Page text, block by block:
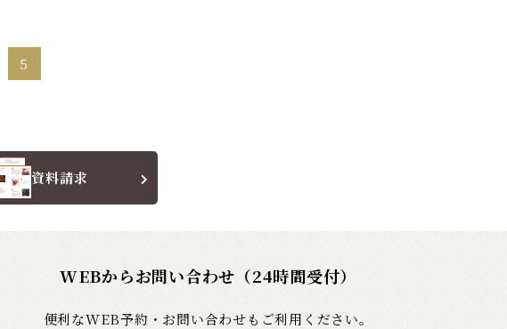
5
資料請求
WEBからお問い合わせ（24時間受付）
便利なWEB予約・お問い合わせもご利用ください。